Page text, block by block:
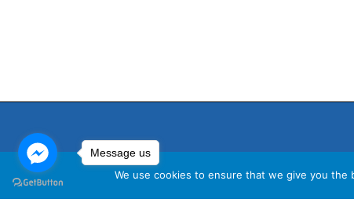
We use cookies to ensure that we give you
Message us